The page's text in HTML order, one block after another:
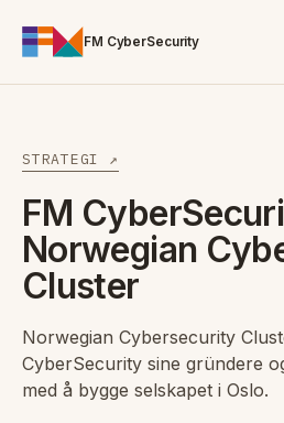
FM CyberSecurity
STRATEGI ↗
FM
Norwegian
Cluster
Norwegian Cybersecurity
CyberSecurity sine gründere
med å bygge selskapet i Oslo.